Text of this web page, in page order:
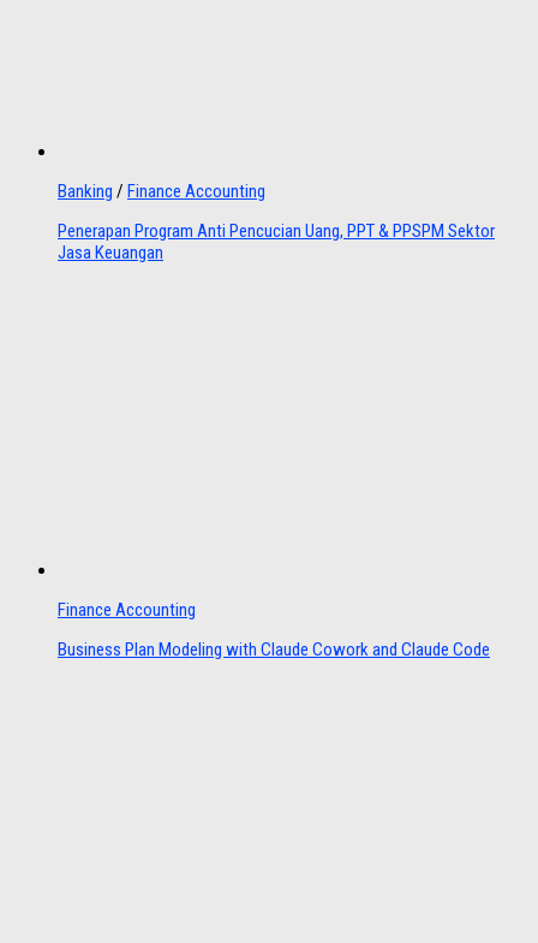
Banking / Finance Accounting
Penerapan Program Anti Pencucian Uang, PPT & PPSPM Sektor
Jasa Keuangan
Finance Accounting
Business Plan Modeling with Claude Cowork and Claude Code